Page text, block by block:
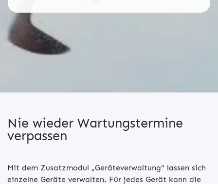
Nie wieder Wartungstermine
verpassen
Mit dem Zusatzmodul „Geräteverwaltung“ lassen sich
einzelne Geräte verwalten. Für jedes Gerät kann die